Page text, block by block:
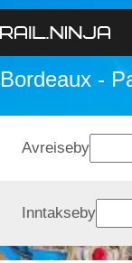
Bordeaux -
Avreiseby
Inntakseby